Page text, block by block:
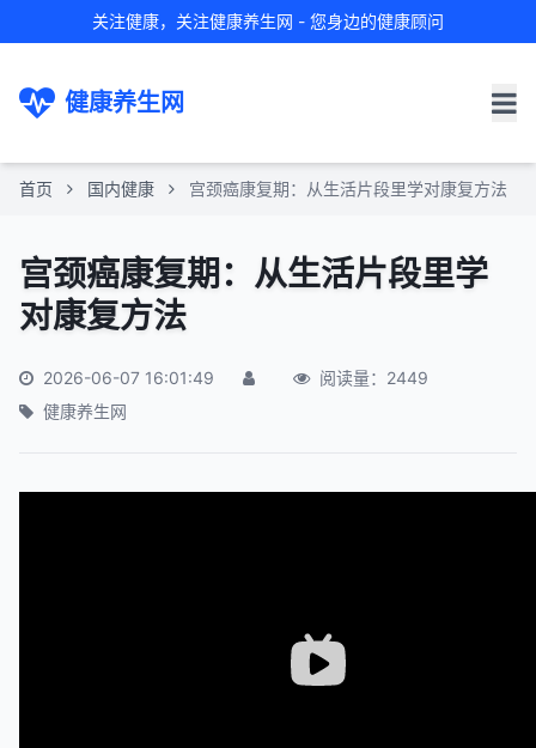
关注健康，关注健康养生网 - 您身边的健康顾问
健康养生网
首页 国内健康 宫颈癌康复期：从生活片段里学对康复方法
宫颈癌康复期：从生活片段里学
对康复方法
2026-06-07 16:01:49
阅读量：2449
健康养生网